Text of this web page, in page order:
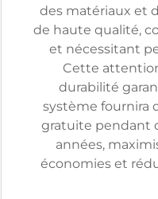
des matériaux et
de haute qualité,
et nécessitant
Cette
durabilité
système fournira
gratuite pendant
années,
économies et